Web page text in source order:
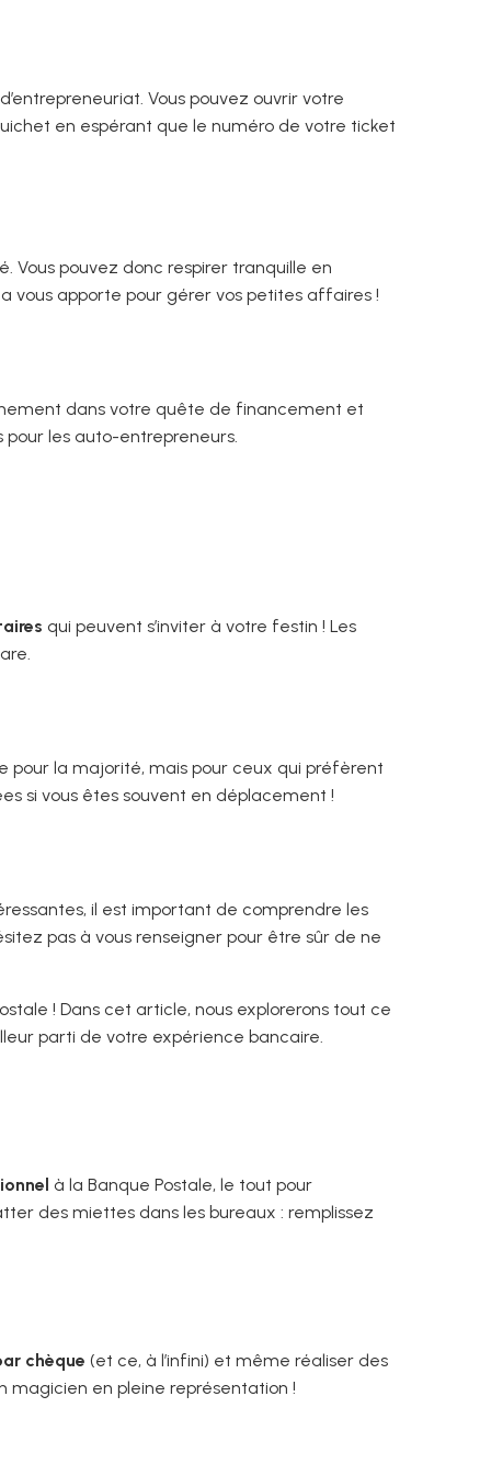
Vous pouvez ouvrir votre
en espérant que le numéro de votre ticket
Vous pouvez donc respirer tranquille en
vous apporte pour gérer vos petites affaires !
dans votre quête de financement et
pour les auto-entrepreneurs.
qui peuvent s’inviter à votre festin ! Les
pour la majorité, mais pour ceux qui préfèrent
si vous êtes souvent en déplacement !
il est important de comprendre les
pas à vous renseigner pour être sûr de ne
! Dans cet article, nous explorerons tout ce
parti de votre expérience bancaire.
à la Banque Postale, le tout pour
des miettes dans les bureaux : remplissez
chèque (et ce, à l’infini) et même réaliser des
magicien en pleine représentation !